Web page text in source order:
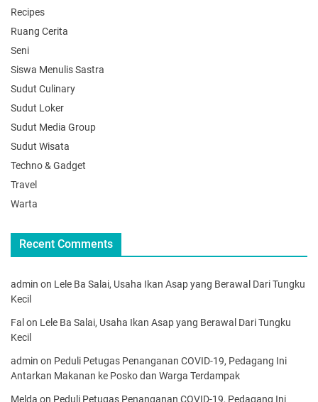
Recipes
Ruang Cerita
Seni
Siswa Menulis Sastra
Sudut Culinary
Sudut Loker
Sudut Media Group
Sudut Wisata
Techno & Gadget
Travel
Warta
Recent Comments
admin on Lele Ba Salai, Usaha Ikan Asap yang Berawal Dari Tungku
Kecil
Fal on Lele Ba Salai, Usaha Ikan Asap yang Berawal Dari Tungku
Kecil
admin on Peduli Petugas Penanganan COVID-19, Pedagang Ini
Antarkan Makanan ke Posko dan Warga Terdampak
Melda on Peduli Petugas Penanganan COVID-19, Pedagang Ini